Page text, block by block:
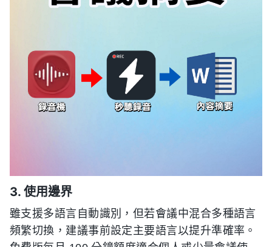
3. 使用邊界
雖支援多語言自動識別，但若會議中混合多種語言
頻繁切換，建議事前設定主要語言以提升準確率。